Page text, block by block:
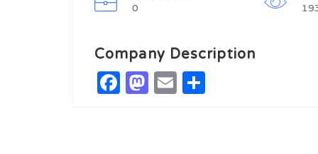
0
Company Description
Facebook
Mastodon
Email